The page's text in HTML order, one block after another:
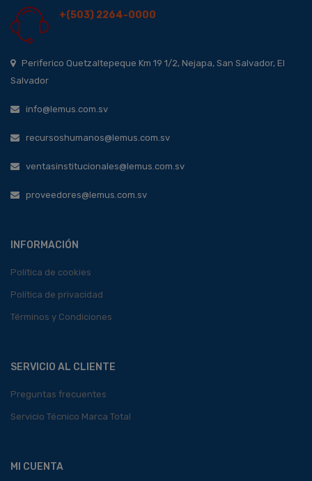
+(503) 2264-0000
Periferico Quetzaltepeque Km 19 1/2, Nejapa, San Salvador, El
Salvador
info@lemus.com.sv
recursoshumanos@lemus.com.sv
ventasinstitucionales@lemus.com.sv
proveedores@lemus.com.sv
INFORMACIÓN
Política de cookies
Política de privacidad
Términos y Condiciones
SERVICIO AL CLIENTE
Preguntas frecuentes
Servicio Técnico Marca Total
MI CUENTA